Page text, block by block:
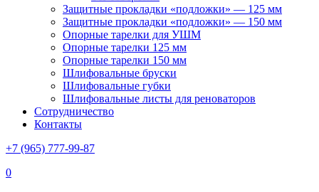
Защитные прокладки «подложки» — 125 мм
Защитные прокладки «подложки» — 150 мм
Опорные тарелки для УШМ
Опорные тарелки 125 мм
Опорные тарелки 150 мм
Шлифовальные бруски
Шлифовальные губки
Шлифовальные листы для реноваторов
Сотрудничество
Контакты
+7 (965) 777-99-87
0